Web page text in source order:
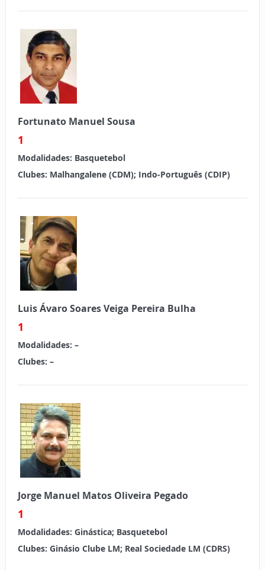
Fortunato Manuel Sousa
1
Modalidades: Basquetebol
Clubes: Malhangalene (CDM); Indo-Português (CDIP)
Luis Ávaro Soares Veiga Pereira Bulha
1
Modalidades: –
Clubes: –
Jorge Manuel Matos Oliveira Pegado
1
Modalidades: Ginástica; Basquetebol
Clubes: Ginásio Clube LM; Real Sociedade LM (CDRS)